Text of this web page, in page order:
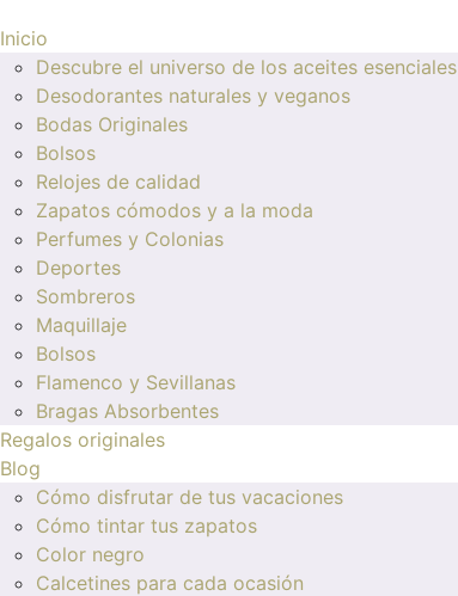
Inicio
Descubre el universo de los aceites esenciales
Desodorantes naturales y veganos
Bodas Originales
Bolsos
Relojes de calidad
Zapatos cómodos y a la moda
Perfumes y Colonias
Deportes
Sombreros
Maquillaje
Bolsos
Flamenco y Sevillanas
Bragas Absorbentes
Regalos originales
Blog
Cómo disfrutar de tus vacaciones
Cómo tintar tus zapatos
Color negro
Calcetines para cada ocasión